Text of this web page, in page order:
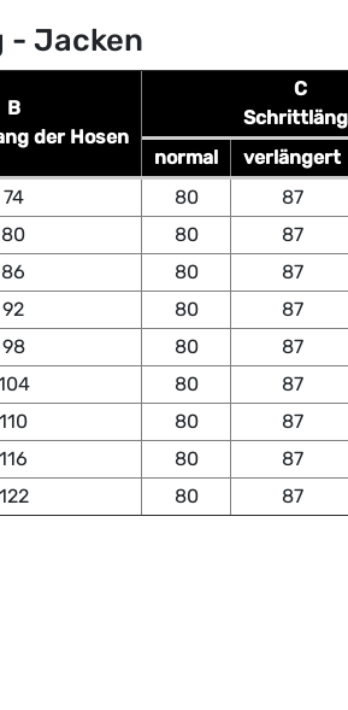
- Jacken
B
der Hosen
C
normal
verlängert
74 80 87
80 80 87
86 80 87
92 80 87
98 80 87
80 87
110 80 87
116 80 87
122 80 87